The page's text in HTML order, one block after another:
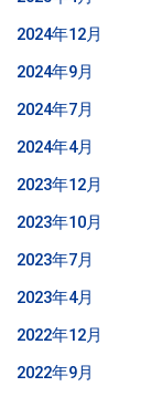
2024年12月
2024年9月
2024年7月
2024年4月
2023年12月
2023年10月
2023年7月
2023年4月
2022年12月
2022年9月